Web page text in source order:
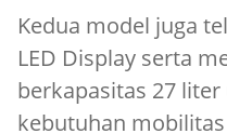
Kedua model juga
LED Display serta
berkapasitas 27
kebutuhan